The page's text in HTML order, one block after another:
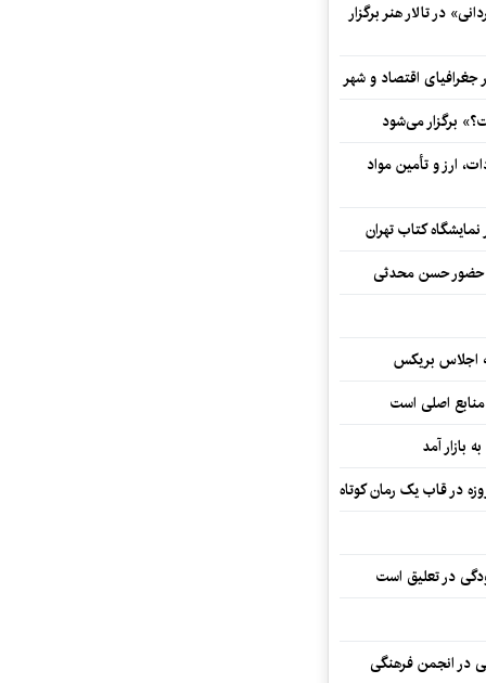
در تالار هنر برگزار
اقتصاد و شهر
برگزار می‌شود
ارز و تأمین مواد
کتاب تهران
حضور حسن محدثی
اجلاس بریکس
منابع اصلی است
بازار آمد
در تعلیق است
در انجمن فرهنگی